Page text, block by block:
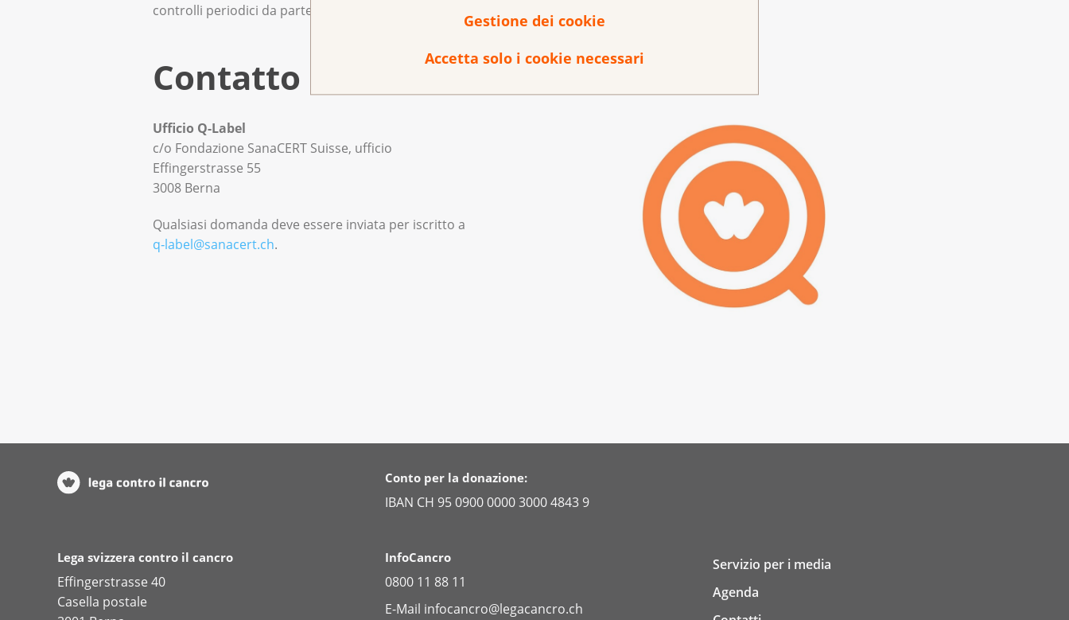
Gestione dei cookie
Accetta solo i cookie necessari
controlli periodici da parte di esperti indipendenti.
Contatto
Ufficio Q-Label
c/o Fondazione SanaCERT Suisse, ufficio
Effingerstrasse 55
3008 Berna
Qualsiasi domanda deve essere inviata per iscritto a
q‑label@sanacert.ch.
Conto per la donazione:
IBAN CH 95 0900 0000 3000 4843 9
Lega svizzera contro il cancro
Effingerstrasse 40
Casella postale
InfoCancro
0800 11 88 11
E-Mail infocancro@legacancro.ch
Servizio per i media
Agenda